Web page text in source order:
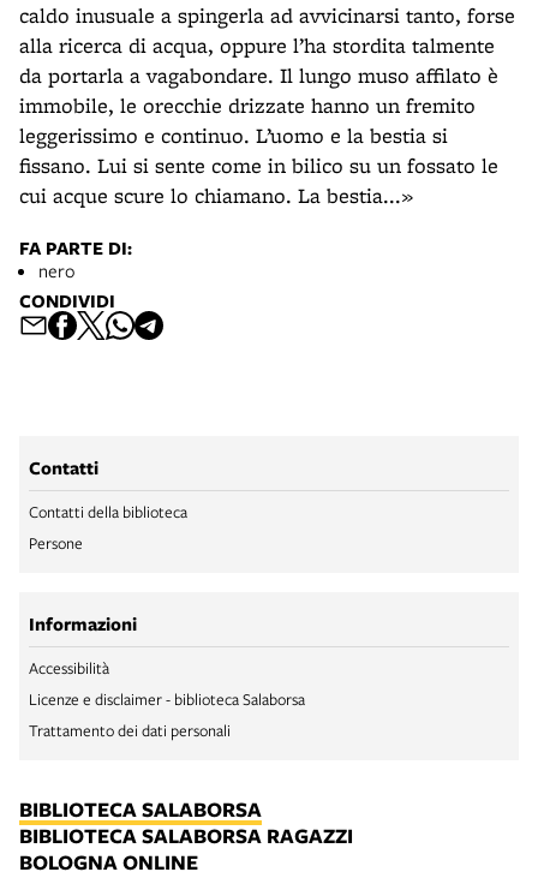
caldo inusuale a spingerla ad avvicinarsi tanto, forse
alla ricerca di acqua, oppure l’ha stordita talmente
da portarla a vagabondare. Il lungo muso affilato è
immobile, le orecchie drizzate hanno un fremito
leggerissimo e continuo. L’uomo e la bestia si
fissano. Lui si sente come in bilico su un fossato le
cui acque scure lo chiamano. La bestia...»
FA PARTE DI:
nero
CONDIVIDI
Contatti
Contatti della biblioteca
Persone
Informazioni
Accessibilità
Licenze e disclaimer - biblioteca Salaborsa
Trattamento dei dati personali
BIBLIOTECA SALABORSA
BIBLIOTECA SALABORSA RAGAZZI
BOLOGNA ONLINE